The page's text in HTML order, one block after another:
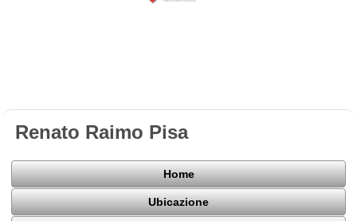
Renato Raimo Pisa
Home
Ubicazione